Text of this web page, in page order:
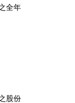
全年
股份